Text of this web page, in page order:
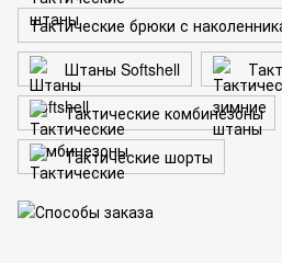
Тактические брюки с
Штаны Softshell
Тактические комбинезоны
Тактические шорты